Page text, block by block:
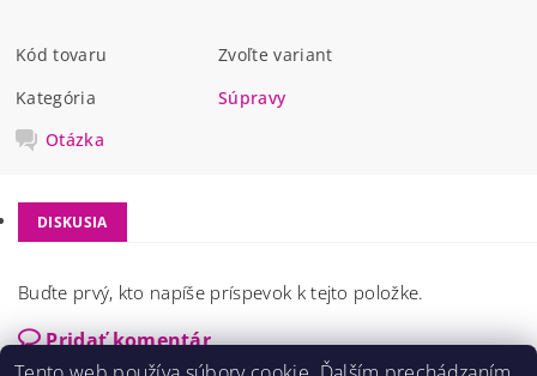
Kód tovaru
Zvoľte variant
Kategória
Súpravy
Otázka
DISKUSIA
Buďte prvý, kto napíše príspevok k tejto položke.
Pridať komentár